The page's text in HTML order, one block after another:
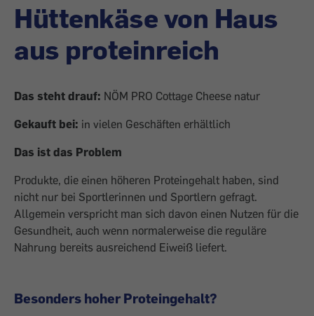
Hüttenkäse von Haus
aus proteinreich
Das steht drauf: NÖM PRO Cottage Cheese natur
Gekauft bei: in vielen Geschäften erhältlich
Das ist das Problem
Produkte, die einen höheren Proteingehalt haben, sind
nicht nur bei Sportlerinnen und Sportlern gefragt.
Allgemein verspricht man sich davon einen Nutzen für die
Gesundheit, auch wenn normalerweise die reguläre
Nahrung bereits ausreichend Eiweiß liefert.
Besonders hoher Proteingehalt?